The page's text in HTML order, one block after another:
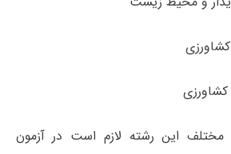
مختلف این رشته لازم است در آزمون